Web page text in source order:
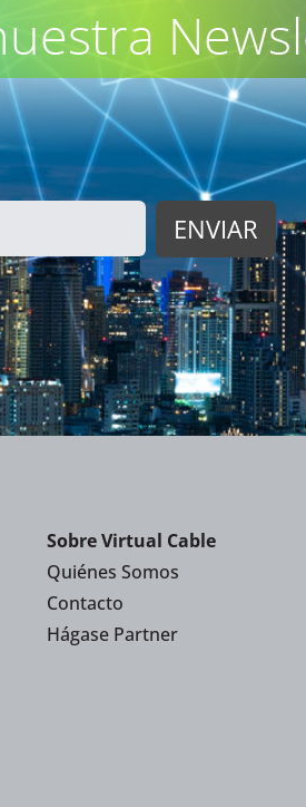
Sobre Virtual Cable
Quiénes Somos
Contacto
Hágase Partner